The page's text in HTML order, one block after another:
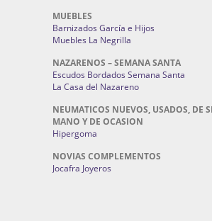
MUEBLES
Barnizados García e Hijos
Muebles La Negrilla
NAZARENOS – SEMANA SANTA
Escudos Bordados Semana Santa
La Casa del Nazareno
NEUMATICOS NUEVOS, USADOS, DE
MANO Y DE OCASION
Hipergoma
NOVIAS COMPLEMENTOS
Jocafra Joyeros